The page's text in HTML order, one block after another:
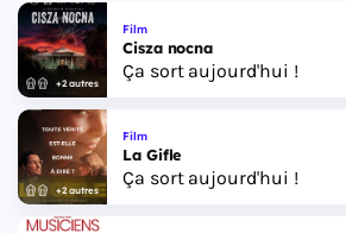
+2 autres
Film
Cisza nocna
Ça sort aujourd'hui !
+2 autres
Film
La Gifle
Ça sort aujourd'hui !